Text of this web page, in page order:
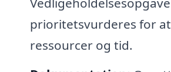
prioritetsvurderes for
ressourcer og tid.